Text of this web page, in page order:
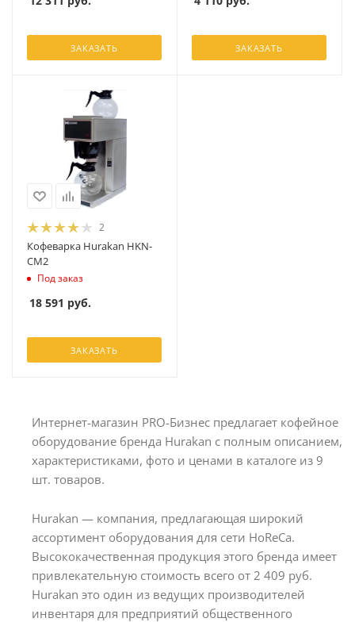
ЗАКАЗАТЬ ЗАКАЗАТЬ
2
Кофеварка Hurakan HKN-
CM2
Под заказ
18 591 руб.
ЗАКАЗАТЬ
Интернет-магазин PRO-Бизнес предлагает кофейное
оборудование бренда Hurakan с полным описанием,
характеристиками, фото и ценами в каталоге из 9
шт. товаров.
Hurakan — компания, предлагающая широкий
ассортимент оборудования для сети HoReCa.
Высококачественная продукция этого бренда имеет
привлекательную стоимость всего от 2 409 руб.
Hurakan это один из ведущих производителей
инвентаря для предприятий общественного